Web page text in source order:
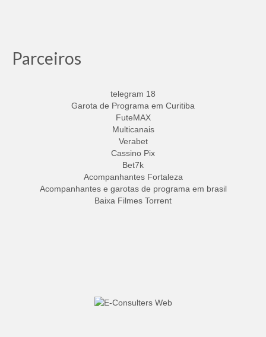
Parceiros
telegram 18
Garota de Programa em Curitiba
FuteMAX
Multicanais
Verabet
Cassino Pix
Bet7k
Acompanhantes Fortaleza
Acompanhantes e garotas de programa em brasil
Baixa Filmes Torrent